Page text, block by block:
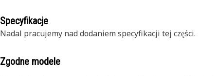
Specyfikacje
Nadal pracujemy nad dodaniem specyfikacji tej części.
Zgodne modele